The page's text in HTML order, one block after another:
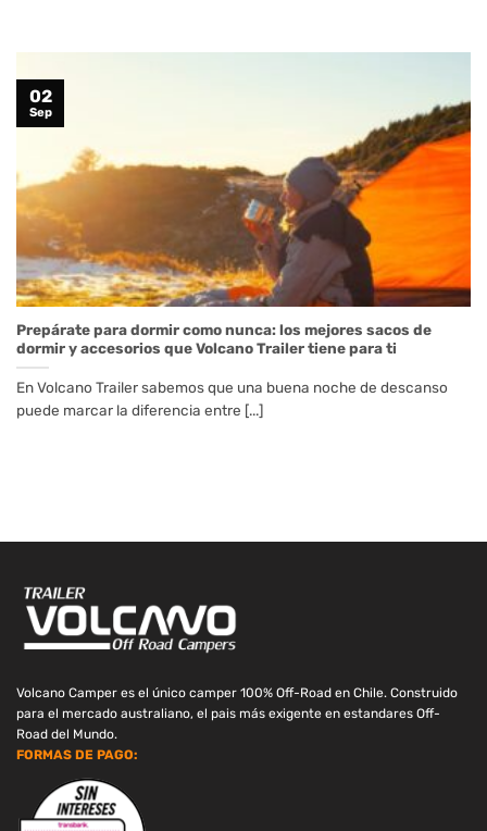
Prepárate para dormir como nunca: los mejores sacos de
dormir y accesorios que Volcano Trailer tiene para ti
En Volcano Trailer sabemos que una buena noche de descanso
puede marcar la diferencia entre [...]
02
Sep
Volcano Camper es el único camper 100% Off-Road en Chile. Construido
para el mercado australiano, el pais más exigente en estandares Off-
Road del Mundo.
FORMAS DE PAGO: